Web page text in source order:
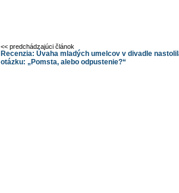
<< predchádzajúci článok
Recenzia: Úvaha mladých umelcov v divadle
otázku: „Pomsta, alebo odpustenie?“